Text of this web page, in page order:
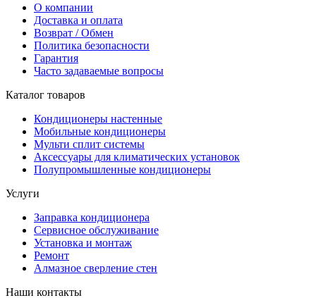
О компании
Доставка и оплата
Возврат / Обмен
Политика безопасности
Гарантия
Часто задаваемые вопросы
Каталог товаров
Кондиционеры настенные
Мобильные кондиционеры
Мульти сплит системы
Аксессуары для климатических установок
Полупромышленные кондиционеры
Услуги
Заправка кондиционера
Сервисное обслуживание
Установка и монтаж
Ремонт
Алмазное сверление стен
Наши контакты